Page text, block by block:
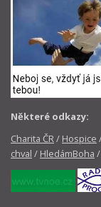
Některé odkazy:
Charita ČR/ Hospice
chval / HledámBoha /